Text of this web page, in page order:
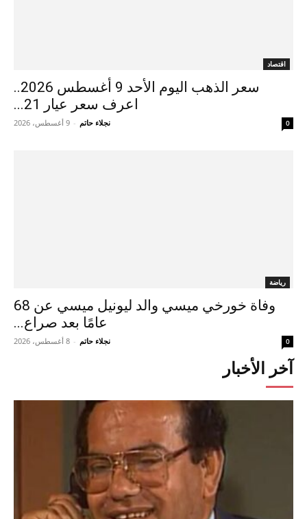
اقتصاد
سعر الذهب اليوم الأحد 9 أغسطس 2026..
اعرف سعر عيار 21...
نجلاء حاتم - 9 أغسطس، 2026 0
رياضة
وفاة خورخي ميسي والد ليونيل ميسي عن 68
عامًا بعد صراع...
نجلاء حاتم - 8 أغسطس، 2026 0
آخر الأخبار